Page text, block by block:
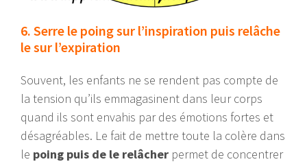
6. Serre le poing sur l’inspiration puis relâche
le sur l’expiration
Souvent, les enfants ne se rendent pas compte de
la tension qu’ils emmagasinent dans leur corps
quand ils sont envahis par des émotions fortes et
désagréables. Le fait de mettre toute la colère dans
le poing puis de le relâcher permet de concentrer